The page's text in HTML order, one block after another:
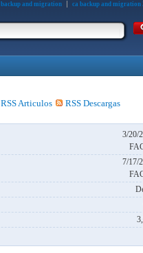
backup and migration ca backup and migration
RSS Articulos RSS Descargas
3/20/
7/17/